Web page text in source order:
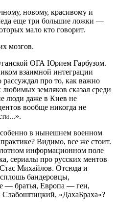
новому, красивому и
еще три большие ложки —
мало кто говорит.
мозгов.
ОГА Юрием Гарбузом.
взаимной интеграции
рассуждал про то, как важно
земляков сказал среди
люди даже в Киев не
вообще никогда не
в нынешнем военном
Видимо, все же стоит.
информационном поле
сериалы про русских ментов
Михайлов. Отсюда и
бандеровцы,
— братья, Европа — геи,
«ДахаБраха»?